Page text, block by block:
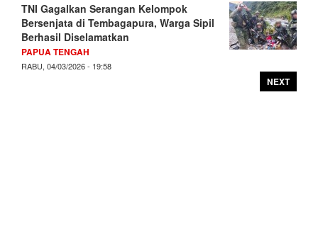
TNI Gagalkan Serangan Kelompok
Bersenjata di Tembagapura, Warga Sipil
Berhasil Diselamatkan
PAPUA TENGAH
RABU, 04/03/2026 - 19:58
NEXT